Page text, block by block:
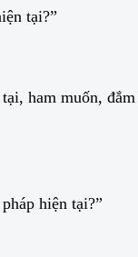
tại?”
ham muốn,
hiện tại?”